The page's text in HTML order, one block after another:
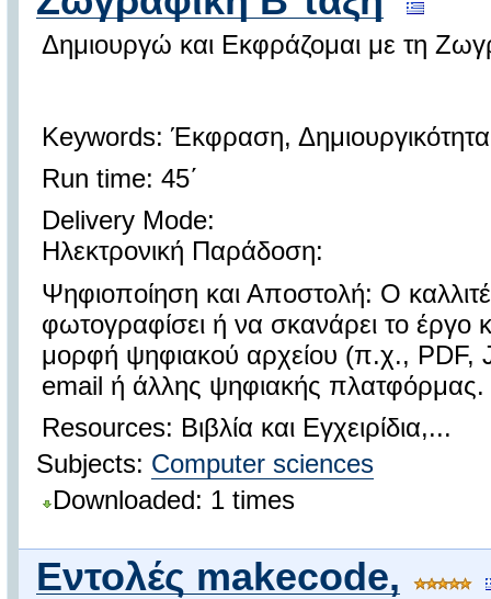
Δημιουργώ και Εκφράζομαι με τη
Keywords: Έκφραση,
Run time: 45΄
Delivery Mode:
Ηλεκτρονική Παράδοση:
Ψηφιοποίηση και Αποστολή: Ο
φωτογραφίσει ή να σκανάρει το έργο
μορφή ψηφιακού αρχείου (π.χ.,
email ή άλλης ψηφιακής πλατφόρμας.
Resources: Βιβλία και Εγχειρίδια,...
Subjects: Computer sciences
Downloaded: 1 times
Εντολές makecode,